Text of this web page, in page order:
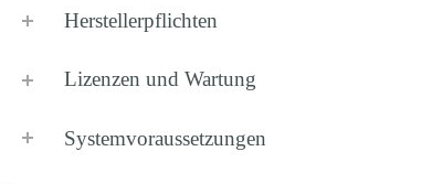
Herstellerpflichten
Lizenzen und Wartung
Systemvoraussetzungen